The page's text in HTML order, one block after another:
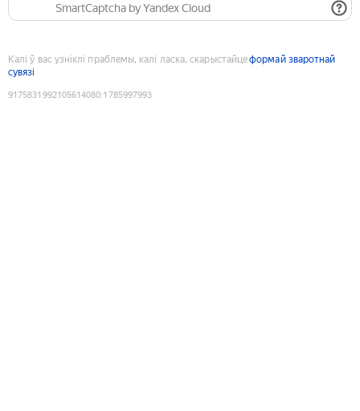
SmartCaptcha by Yandex Cloud
Калі ў вас узніклі праблемы, калі ласка, скарыстайцеформай зваротнай
сувязі
9175831992105614080:1785997993